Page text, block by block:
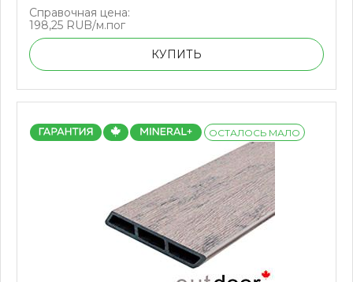
Справочная цена:
198,25 RUB/м.пог
КУПИТЬ
ОСТАЛОСЬ МАЛО